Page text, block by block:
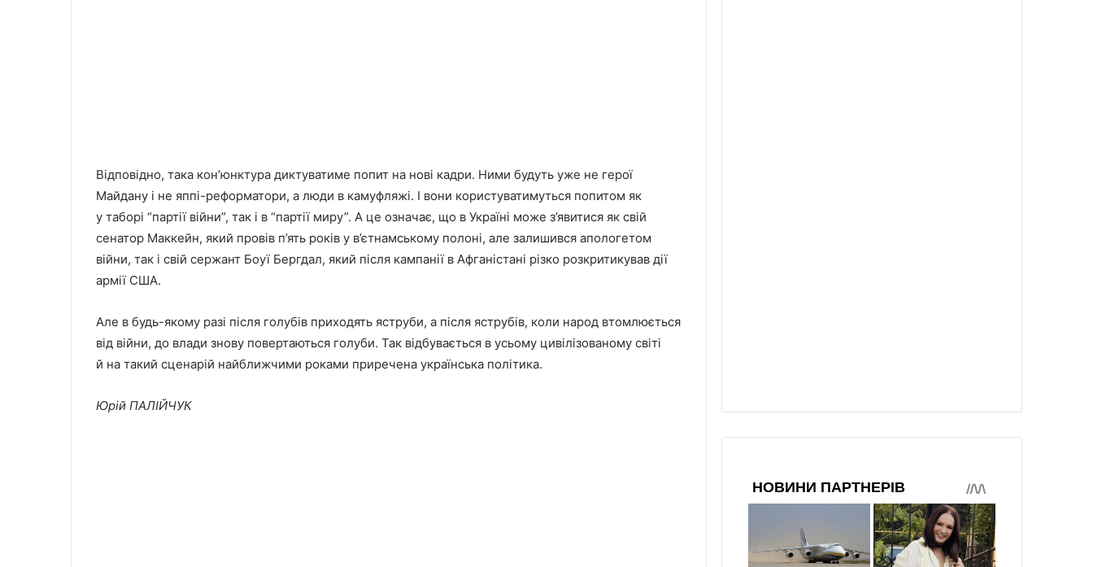
Відповідно, така кон’юнктура диктуватиме попит на нові кадри. Ними будуть уже не герої
Майдану і не яппі-реформатори, а люди в камуфляжі. І вони користуватимуться попитом як
у таборі “партії війни”, так і в “партії миру”. А це означає, що в Україні може з’явитися як свій
сенатор Маккейн, який провів п’ять років у в’єтнамському полоні, але залишився апологетом
війни, так і свій сержант Боуї Бергдал, який після кампанії в Афганістані різко розкритикував дії
армії США.
Але в будь-якому разі після голубів приходять яструби, а після яструбів, коли народ втомлюється
від війни, до влади знову повертаються голуби. Так відбувається в усьому цивілізованому світі
й на такий сценарій найближчими роками приречена українська політика.
Юрій ПАЛІЙЧУК